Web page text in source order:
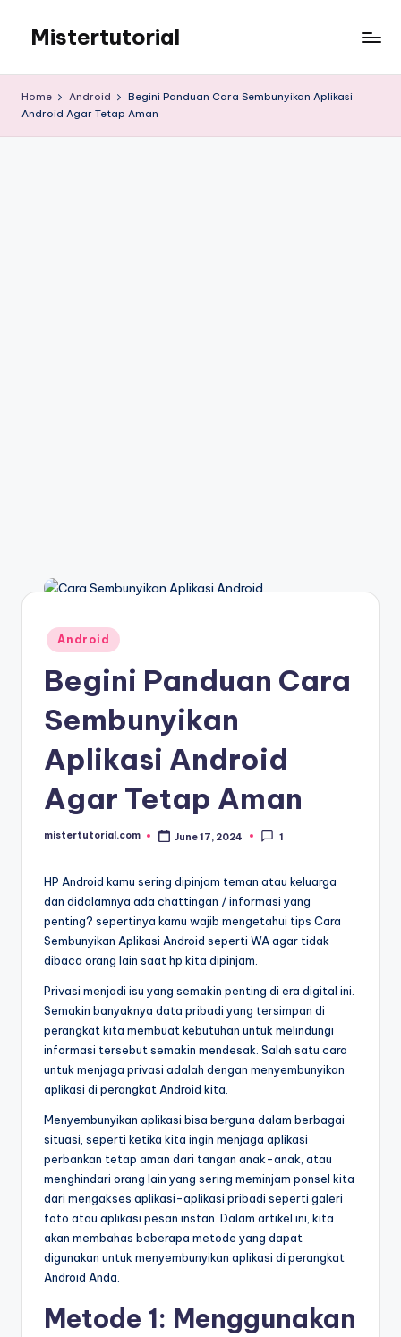
content
Mistertutorial
Android
Home Android
Begini Panduan Cara Sembunyikan Aplikasi
Android Agar Tetap Aman
Posted
in
Android
Begini Panduan Cara
Sembunyikan
Aplikasi Android
Agar Tetap Aman
Posted
mistertutorial.com June 17, 2024 1
HP Android kamu sering dipinjam teman atau keluarga
dan didalamnya ada chattingan / informasi yang
penting? sepertinya kamu wajib mengetahui tips Cara
Sembunyikan Aplikasi Android seperti WA agar tidak
dibaca orang lain saat hp kita dipinjam.
Privasi menjadi isu yang semakin penting di era digital ini.
Semakin banyaknya data pribadi yang tersimpan di
perangkat kita membuat kebutuhan untuk melindungi
informasi tersebut semakin mendesak. Salah satu cara
untuk menjaga privasi adalah dengan menyembunyikan
aplikasi di perangkat Android kita.
Menyembunyikan aplikasi bisa berguna dalam berbagai
situasi, seperti ketika kita ingin menjaga aplikasi
perbankan tetap aman dari tangan anak-anak, atau
menghindari orang lain yang sering meminjam ponsel kita
dari mengakses aplikasi-aplikasi pribadi seperti galeri
foto atau aplikasi pesan instan. Dalam artikel ini, kita
akan membahas beberapa metode yang dapat
digunakan untuk menyembunyikan aplikasi di perangkat
Android Anda.
Metode 1: Menggunakan